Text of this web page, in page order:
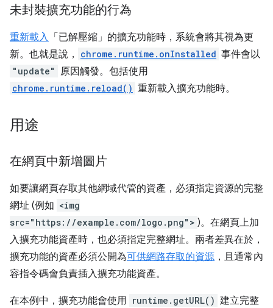
未封裝擴充功能的行為
重新載入 「已解壓縮」的擴充功能時，系統會將其視為更
新。也就是說，
chrome.runtime.onInstalled 事件會以
"update" 原因觸發。包括使用
chrome.runtime.reload() 重新載入擴充功能時。
用途
在網頁中新增圖片
如要讓網頁存取其他網域代管的資產，必須指定資源的完整
網址 (例如 <img
src="https://example.com/logo.png"> )。在網頁上加
入擴充功能資產時，也必須指定完整網址。兩者差異在於，
擴充功能的資產必須公開為可供網路存取的資源 ，且通常內
容指令碼會負責插入擴充功能資產。
在本例中，擴充功能會使用 runtime.getURL() 建立完整